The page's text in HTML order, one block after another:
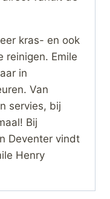
kras- en ook
reinigen. Emile
in
Van
servies, bij
Bij
Deventer vindt
Henry